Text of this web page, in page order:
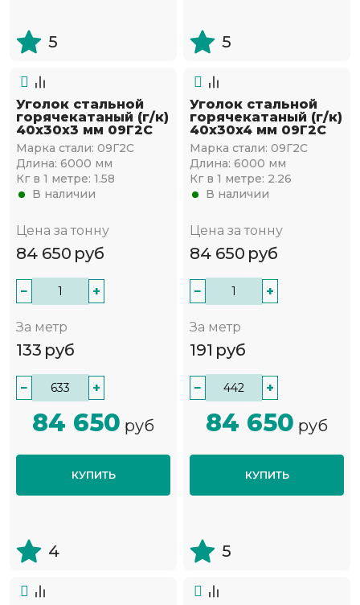
5 5
Уголок стальной
горячекатаный (г/к)
40х30x3 мм 09Г2С
Марка стали: 09Г2С
Длина: 6000 мм
Кг в 1 метре: 1.58
В наличии
Цена за тонну
84 650 руб
− +
За метр
133 руб
− +
84 650 руб
КУПИТЬ
4
Уголок стальной
горячекатаный (г/к)
40х30x4 мм 09Г2С
Марка стали: 09Г2С
Длина: 6000 мм
Кг в 1 метре: 2.26
В наличии
Цена за тонну
84 650 руб
− +
За метр
191 руб
− +
84 650 руб
КУПИТЬ
5